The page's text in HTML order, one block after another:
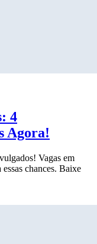
4
Agora!
Vagas em
chances. Baixe